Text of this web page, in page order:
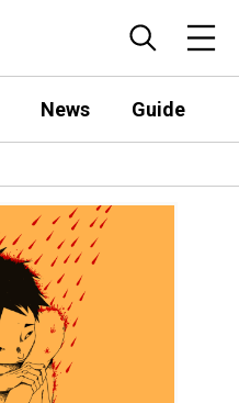
News Guide